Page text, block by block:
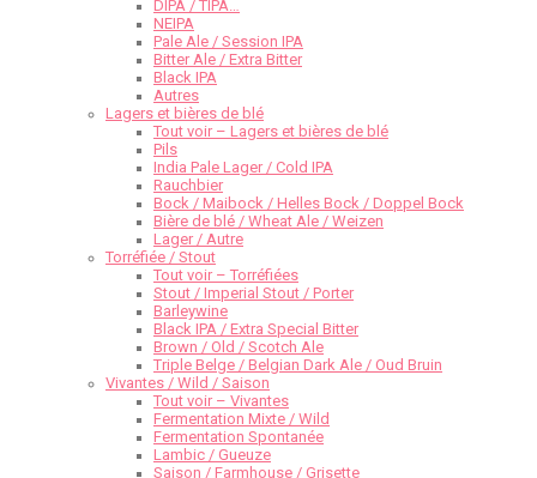
DIPA / TIPA…
NEIPA
Pale Ale / Session IPA
Bitter Ale / Extra Bitter
Black IPA
Autres
Lagers et bières de blé
Tout voir – Lagers et bières de blé
Pils
India Pale Lager / Cold IPA
Rauchbier
Bock / Maibock / Helles Bock / Doppel Bock
Bière de blé / Wheat Ale / Weizen
Lager / Autre
Torréfiée / Stout
Tout voir – Torréfiées
Stout / Imperial Stout / Porter
Barleywine
Black IPA / Extra Special Bitter
Brown / Old / Scotch Ale
Triple Belge / Belgian Dark Ale / Oud Bruin
Vivantes / Wild / Saison
Tout voir – Vivantes
Fermentation Mixte / Wild
Fermentation Spontanée
Lambic / Gueuze
Saison / Farmhouse / Grisette